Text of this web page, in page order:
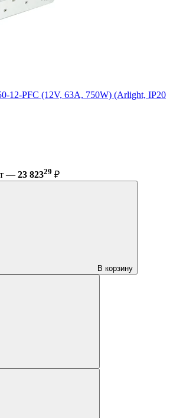
12-PFC (12V, 63A, 750W) (Arlight, IP20
— 23 82329 ₽
В корзину